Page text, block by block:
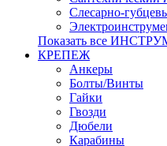
Слесарно-
Показать все
КРЕПЕЖ
Анкеры
Болты/Винты
Гайки
Гвозди
Дюбели
Карабины